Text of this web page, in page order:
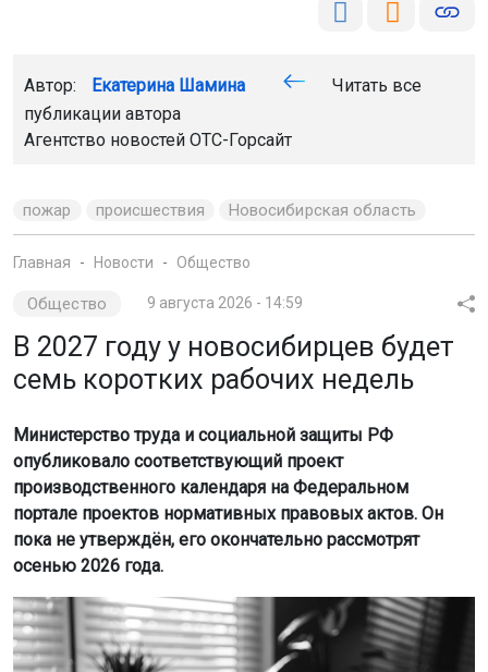
пожар происшествия Новосибирская область
Главная Новости Общество
В 2027 году у новосибирцев будет
семь коротких рабочих недель
Министерство труда и социальной защиты РФ
опубликовало соответствующий проект
производственного календаря на Федеральном
портале проектов нормативных правовых актов. Он
осенью 2026 года.